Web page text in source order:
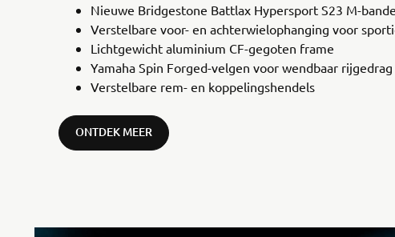
Nieuwe Bridgestone Battlax Hypersport S23 M-
Verstelbare voor- en achterwielophanging voor
Lichtgewicht aluminium CF-gegoten frame
Yamaha Spin Forged-velgen voor wendbaar rijgedrag
Verstelbare rem- en koppelingshendels
ONTDEK MEER